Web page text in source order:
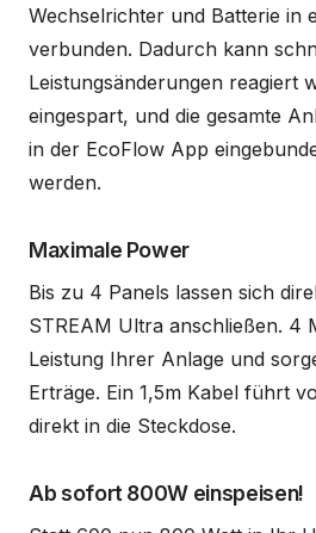
Wechselrichter und Batterie in
verbunden. Dadurch kann
Leistungsänderungen reagiert
eingespart, und die gesamte
in der EcoFlow App
werden.
Maximale Power
Bis zu 4 Panels lassen sich
STREAM Ultra anschließen. 4
Leistung Ihrer Anlage und
Erträge. Ein 1,5m Kabel führt
direkt in die Steckdose.
Ab sofort 800W einspeisen!